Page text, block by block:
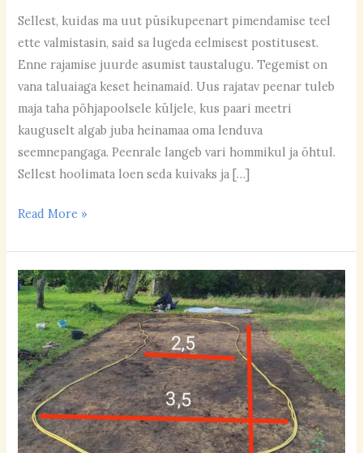
Sellest, kuidas ma uut püsikupeenart pimendamise teel
ette valmistasin, said sa lugeda eelmisest postitusest.
Enne rajamise juurde asumist taustalugu. Tegemist on
vana taluaiaga keset heinamaid. Uus rajatav peenar tuleb
maja taha põhjapoolsele küljele, kus paari meetri
kauguselt algab juba heinamaa oma lenduva
seemnepangaga. Peenrale langeb vari hommikul ja õhtul.
Sellest hoolimata loen seda kuivaks ja […]
Read More »
Kuidas
ma
pimendamise
teel
püsilillepeenraid
rajan